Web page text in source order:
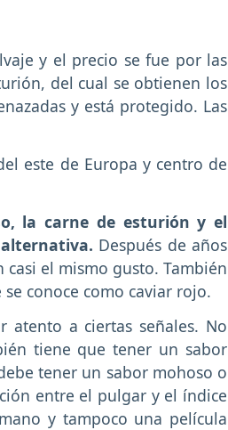
y el precio se fue por las
del cual se obtienen los
y está protegido. Las
este de Europa y centro de
la carne de esturión y el
Después de años
el mismo gusto. También
conoce como caviar rojo.
atento a ciertas señales. No
tiene que tener un sabor
tener un sabor mohoso o
entre el pulgar y el índice
y tampoco una película